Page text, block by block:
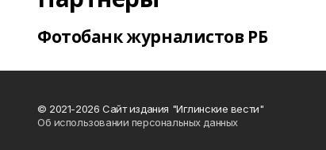
Фотобанк журналистов РБ
© 2021-2026 Сайт издания "Иглинские вести"
Об использовании персональных данных